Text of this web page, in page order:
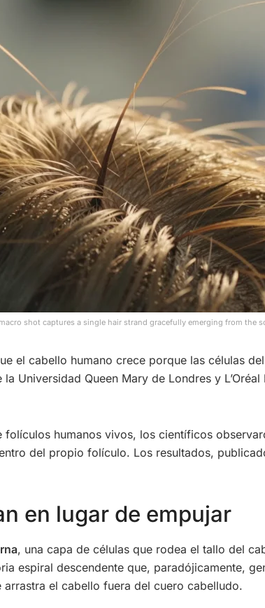
shot captures a single hair strand gracefully emerging from the
el cabello humano crece porque las células
Universidad Queen Mary de Londres y
humanos vivos, los científicos
del propio folículo. Los resultados,
en lugar de empujar
, una capa de células que rodea el tallo del
espiral descendente que, paradójicamente,
el cabello fuera del cuero cabelludo.